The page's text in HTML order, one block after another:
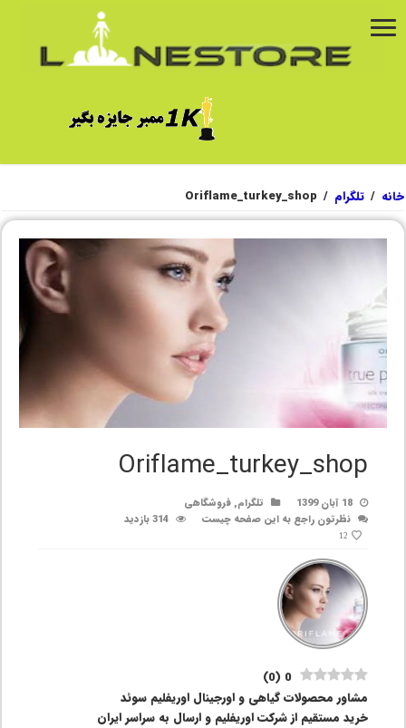
خانه / تلگرام /
Oriflame_turkey_shop
Oriflame_turkey_shop
18 آبان 1399 تلگرام,فروشگاهی
نظرتون راجع به این صفحه چیست
314 بازدید
12
0
(
0
)
مشاور محصولات گیاهی و اورجینال اوریفلیم سوئد
خرید مستقیم از شرکت اوریفلیم و ارسال به سراسر ایران